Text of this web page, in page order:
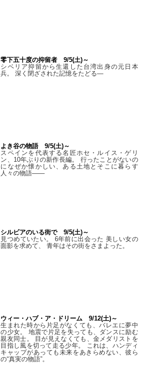
零下五十度の抑留者 9/5(土)～
シベリア抑留から生還した台湾出身の元日本
兵。 深く閉ざされた記憶をたどる—
よき谷の物語 9/5(土)～
スペインを代表する名匠ホセ・ルイス・ゲリ
ン、10年ぶりの新作長編。 行ったことがないの
になぜか懐かしい、ある土地とそこに暮らす
人々の物語――
シルビアのいる街で 9/5(土)～
見つめていたい。 6年前に出会った 美しい女の
面影を求めて、 青年はその街をさまよった。
ウィー・ハブ・ア・ドリーム 9/12(土)～
生まれた時から片足がなくても、バレエに夢中
の少女。 地震で片足を失っても、ダンスに励む
親友同士。 目が見えなくても、金メダリストを
目指し風を切って走る少年。 これは、ハンディ
キャップがあっても未来をあきらめない、彼ら
の“真実の物語”。